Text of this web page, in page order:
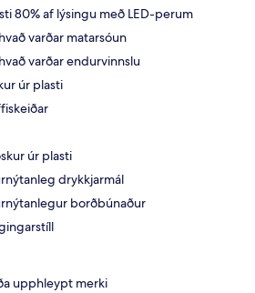
80% af lýsingu með LED-perum
varðar matarsóun
varðar endurvinnslu
úr plasti
úr plasti
drykkjarmál
borðbúnaður
upphleypt merki